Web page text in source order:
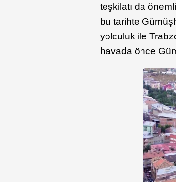
teşkilatı da
bu tarihte
yolculuk ile
havada önce